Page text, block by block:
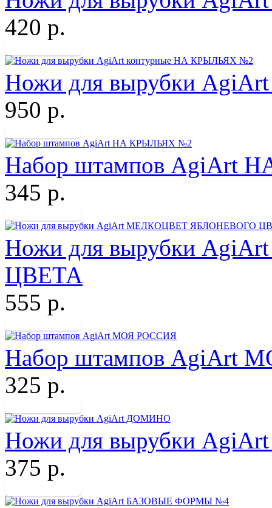
420 р.
Ножи для вырубки
950 р.
Набор штампов AgiArt
345 р.
Ножи для вырубки
ЦВЕТА
555 р.
Набор штампов AgiArt
325 р.
Ножи для вырубки
375 р.